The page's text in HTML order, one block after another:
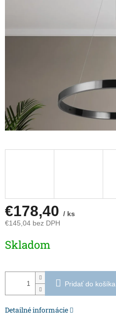
€178,40 / ks
€145,04 bez DPH
cena:
Skladom
Pridať do košíka
Detailné informácie